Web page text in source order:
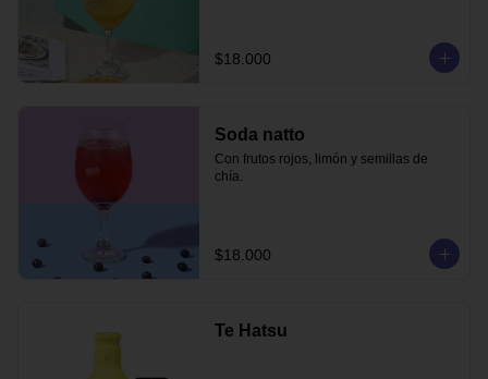
$18.000
Soda natto
Con frutos rojos, limón y semillas de
chía.
$18.000
Te Hatsu